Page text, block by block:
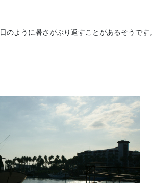
ように暑さがぶり返すことがあるそうです。